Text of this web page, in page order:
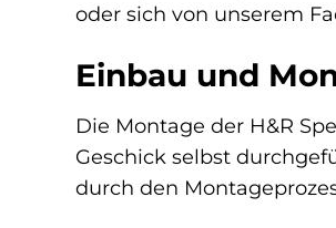
oder sich von unserem
Einbau und
Die Montage der H&R
Geschick selbst
durch den